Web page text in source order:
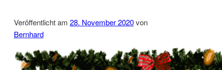
Veröffentlicht am 28. November 2020von
Bernhard